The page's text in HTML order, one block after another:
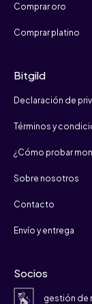
Comprar oro
Comprar platino
Bitgild
Declaración de
Términos y
¿Cómo probar
Sobre nosotros
Contacto
Envío y entrega
Socios
gestión de